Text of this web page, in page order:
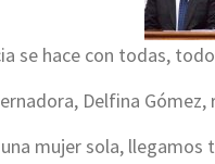
se hace con todas,
Delfina
mujer sola, llegamos